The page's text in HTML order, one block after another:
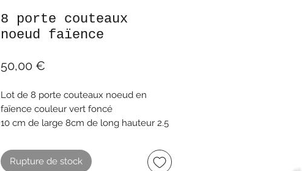
8 porte couteaux
noeud faïence
50,00 €
Lot de 8 porte couteaux noeud en
faïence couleur vert foncé
10 cm de large 8cm de long hauteur 2.5
Très bon état idéal pour décorer vos
tables de Noël
Rupture de stock